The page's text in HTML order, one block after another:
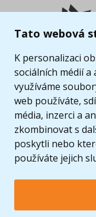
Tato webová
K personalizaci
sociálních médií a
využíváme
web používáte,
média, inzerci a
zkombinovat s
poskytli nebo
používáte jejich
© 2005